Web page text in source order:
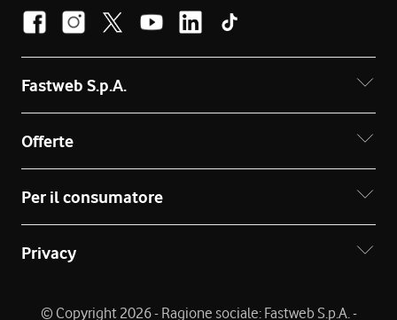
Fastweb S.p.A.
Offerte
Per il consumatore
Privacy
© Copyright 2026 - Ragione sociale: Fastweb S.p.A. -